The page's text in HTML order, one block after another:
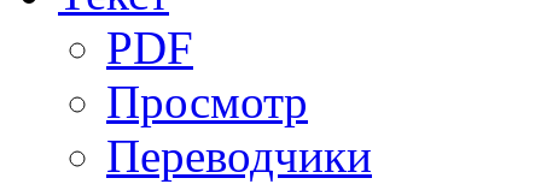
PDF
Просмотр
Переводчики